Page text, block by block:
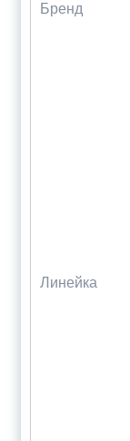
Бренд
Линейка